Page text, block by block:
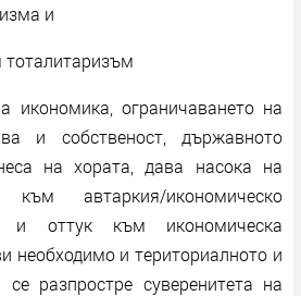
и
тоталитаризъм
икономика, ограничаването на
и собственост, държавното
на хората, дава насока на
автаркия/икономическо
и оттук към икономическа
необходимо и териториалното и
разпростре суверенитета на